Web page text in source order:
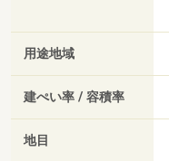
用途地域
建ぺい率 / 容積率
地目